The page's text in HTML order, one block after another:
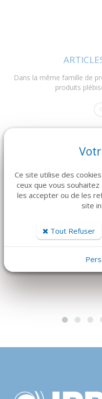
Dans la même famille de
produits
DÉTAILS
108 €
Ce site utilise des
ceux que vous
les accepter ou de les
site
Tout Refuser